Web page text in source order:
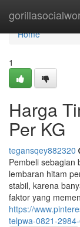
Home
Home
1
Harga
Per KG
tegansqey882320
Pembeli sebagian
lembaran hitam
stabil, karena
faktor yang
https://
telpwa-0821-